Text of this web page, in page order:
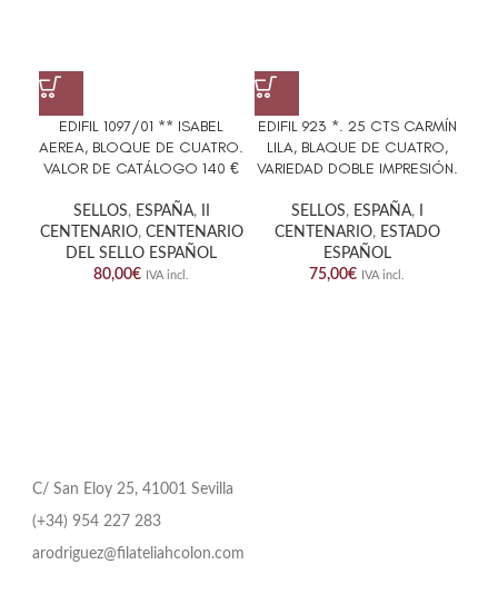
EDIFIL 1097/01 ** ISABEL
AEREA, BLOQUE DE CUATRO.
VALOR DE CATÁLOGO 140 €
SELLOS, ESPAÑA,
CENTENARIO, CENTENARIO
DEL SELLO ESPAÑOL
80,00€ IVA incl.
EDIFIL 923 *. 25 CTS CARMÍN
LILA, BLAQUE DE CUATRO,
VARIEDAD DOBLE IMPRESIÓN.
SELLOS, ESPAÑA,
CENTENARIO, ESTADO
ESPAÑOL
75,00€ IVA incl.
C/ San Eloy 25, 41001 Sevilla
(+34) 954 227 283
arodriguez@filateliahcolon.com